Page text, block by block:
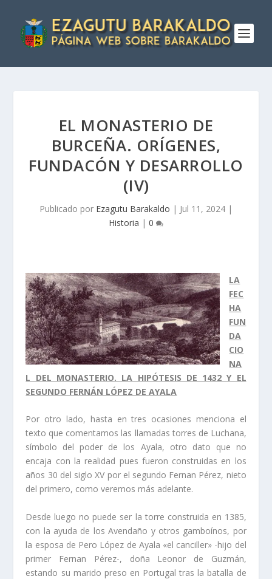
EL MONASTERIO DE
BURCEÑA. ORÍGENES,
FUNDACÓN Y DESARROLLO
(IV)
Publicado por Ezagutu Barakaldo | Jul 11, 2024 |
Historia | 0
LA
FEC
HA
FUN
DA
CIO
NA
L DEL MONASTERIO. LA HIPÓTESIS DE 1432 Y EL
SEGUNDO FERNÁN LÓPEZ DE AYALA
Por otro lado, hasta en tres ocasiones menciona el
texto que comentamos las llamadas torres de Luchana,
sí­mbolo del poder de los Ayala, otro dato que no
encaja con la realidad pues fueron construidas en los
años 30 del siglo XV por el segundo Fernan Pérez, nieto
del primero, como veremos más adelante.
Desde luego no puede ser la torre construida en 1385,
con la ayuda de los Avendaño y otros gamboí­nos, por
la esposa de Pero López de Ayala «el canciller» -hijo del
primer Fernan Pérez-, doña Leonor de Guzmán,
estando su marido preso en Portugal tras la batalla de